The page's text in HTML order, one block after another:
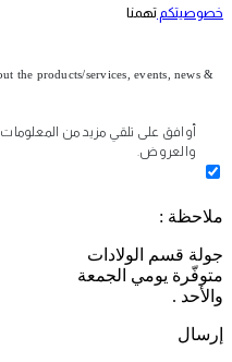
خصوصيتكم تهمنا
the products/services, events, news &
أوافق على تلقي مزيد من المعلومات
والعروض.
ملاحظة :
جولة قسم الولادات
متوفّرة يومي الجمعة
والأحد .
إرسال